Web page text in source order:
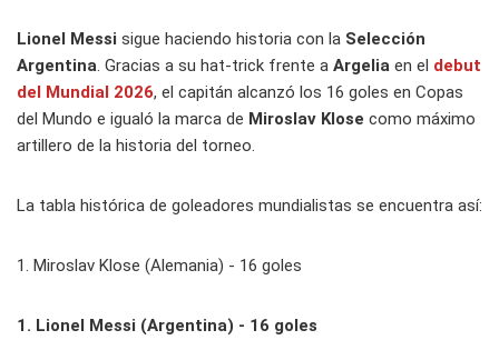
Lionel Messi sigue haciendo historia con la Selección
Argentina. Gracias a su hat-trick frente a Argelia en el debut
del Mundial 2026, el capitán alcanzó los 16 goles en Copas
del Mundo e igualó la marca de Miroslav Klose como máximo
artillero de la historia del torneo.
La tabla histórica de goleadores mundialistas se encuentra así:
1. Miroslav Klose (Alemania) - 16 goles
1. Lionel Messi (Argentina) - 16 goles